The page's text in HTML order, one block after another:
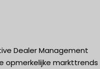
Dealer Management
opmerkelijke markttrends